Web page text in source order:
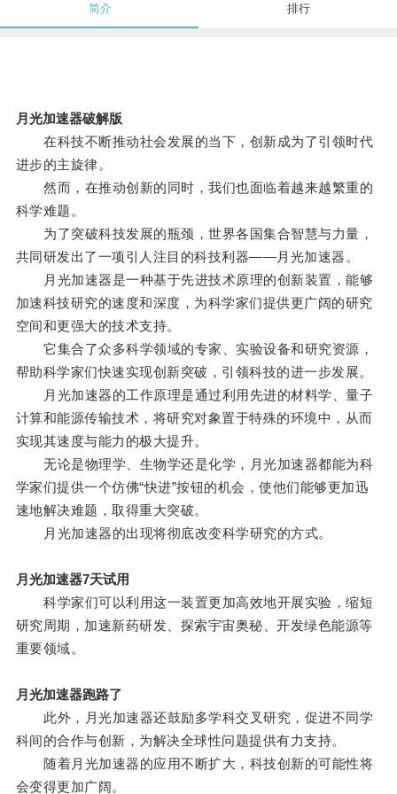
简介 排行
月光加速器破解版
在科技不断推动社会发展的当下，创新成为了引领时代
进步的主旋律。
然而，在推动创新的同时，我们也面临着越来越繁重的
科学难题。
为了突破科技发展的瓶颈，世界各国集合智慧与力量，
共同研发出了一项引人注目的科技利器——月光加速器。
月光加速器是一种基于先进技术原理的创新装置，能够
加速科技研究的速度和深度，为科学家们提供更广阔的研究
空间和更强大的技术支持。
它集合了众多科学领域的专家、实验设备和研究资源，
帮助科学家们快速实现创新突破，引领科技的进一步发展。
月光加速器的工作原理是通过利用先进的材料学、量子
计算和能源传输技术，将研究对象置于特殊的环境中，从而
实现其速度与能力的极大提升。
无论是物理学、生物学还是化学，月光加速器都能为科
学家们提供一个仿佛“快进”按钮的机会，使他们能够更加迅
速地解决难题，取得重大突破。
月光加速器的出现将彻底改变科学研究的方式。
月光加速器7天试用
科学家们可以利用这一装置更加高效地开展实验，缩短
研究周期，加速新药研发、探索宇宙奥秘、开发绿色能源等
重要领域。
月光加速器跑路了
此外，月光加速器还鼓励多学科交叉研究，促进不同学
科间的合作与创新，为解决全球性问题提供有力支持。
随着月光加速器的应用不断扩大，科技创新的可能性将
会变得更加广阔。